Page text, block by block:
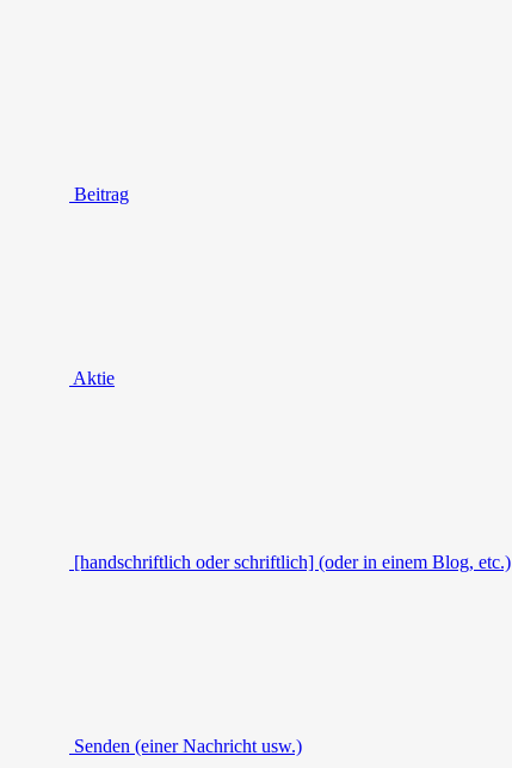
Beitrag
Aktie
[handschriftlich oder schriftlich] (oder in einem Blog, etc.)
Senden (einer Nachricht usw.)